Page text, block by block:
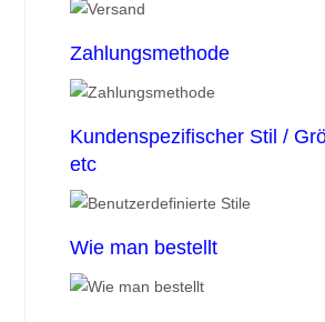
Zahlungsmethode
Kundenspezifischer Stil /
etc
Wie man bestellt